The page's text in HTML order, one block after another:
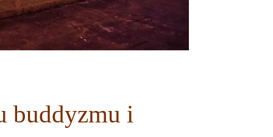
buddyzmu i